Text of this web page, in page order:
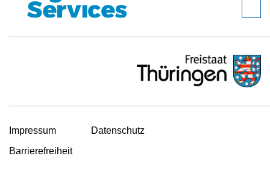
Impressum
Datenschutz
Barrierefreiheit